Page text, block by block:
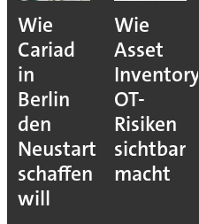
Wie
Cariad
in
Berlin
den
Neustart
schaffen
will
Wie
Asset
Inventory
OT-
Risiken
sichtbar
macht